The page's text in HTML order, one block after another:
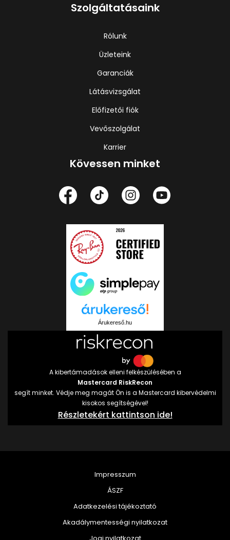
Szolgáltatásaink
Rólunk
Üzleteink
Garanciák
Látásvizsgálat
Előfizetői fiók
Vevőszolgálat
Karrier
Kövessen minket
Árukereső.hu
A kibertámadások elleni felkészülésében a
Mastercard RiskRecon
segít minket. Védje meg magát Ön is a Mastercard kibervédelmi
kisokos segítségével!
Részletekért kattintson ide!
Impresszum
ÁSZF
Adatkezelési tájékoztató
Akadálymentességi nyilatkozat